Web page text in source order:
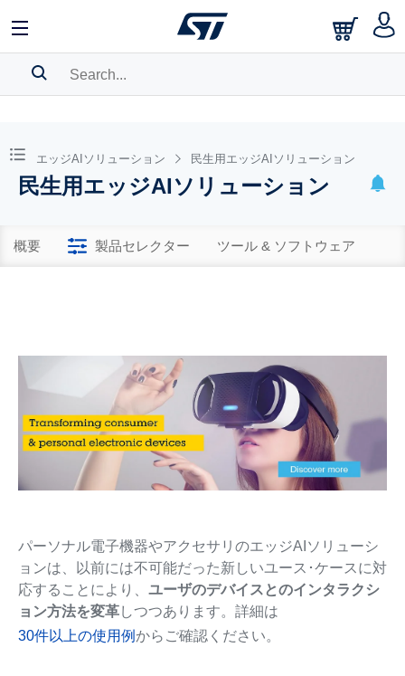
BOOKMARK
Pleaselog in to show your saved searches.
エッジAIソリューション 民生用エッジAIソリューション
民生用エッジAIソリューション
概要 製品セレクター ツール & ソフトウェア
パーソナル電子機器やアクセサリのエッジAIソリューシ
ョンは、以前には不可能だった新しいユース･ケースに対
応することにより、 ユーザのデバイスとのインタラクシ
ョン方法を変革しつつあります。詳細は
30件以上の使用例からご確認ください。